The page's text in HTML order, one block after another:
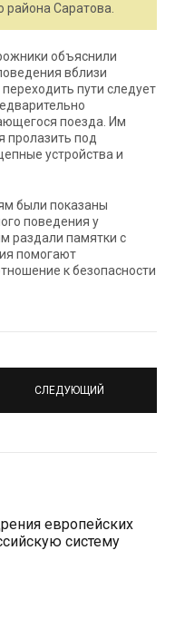
района Саратова.
объяснили
вблизи
пути следует
поезда. Им
пролазить под
устройства и
были показаны
поведения у
раздали памятки с
помогают
к безопасности
СЛЕДУЮЩИЙ
европейских
систему